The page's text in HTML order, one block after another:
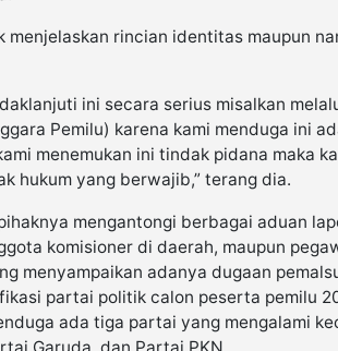
menjelaskan rincian identitas maupun
ini secara serius misalkan
Pemilu) karena kami menduga ini
menemukan ini tindak pidana maka
hukum yang berwajib,” terang dia.
mengantongi berbagai aduan
komisioner di daerah, maupun
menyampaikan adanya dugaan
partai politik calon peserta pemilu
ada tiga partai yang mengalami